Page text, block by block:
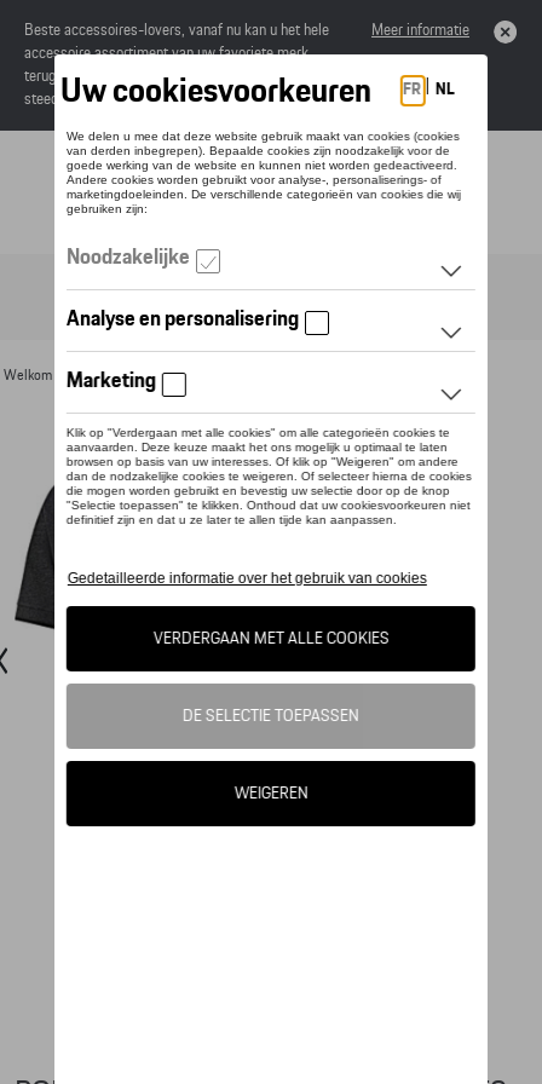
Beste accessoires-lovers, vanaf nu kan u het hele
accessoire assortiment van uw favoriete merk
terugvinden in de online catalogus. Deze kunnen
steeds besteld worden via uw dealer.
Meer informatie
Toggle navigation
Welkom >Voor u >Textiel >